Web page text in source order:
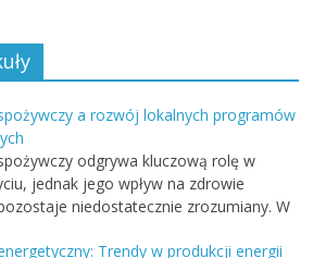
a rozwój lokalnych programów
odgrywa kluczową rolę w
jednak jego wpływ na zdrowie
niedostatecznie zrozumiany. W
Trendy w produkcji energii